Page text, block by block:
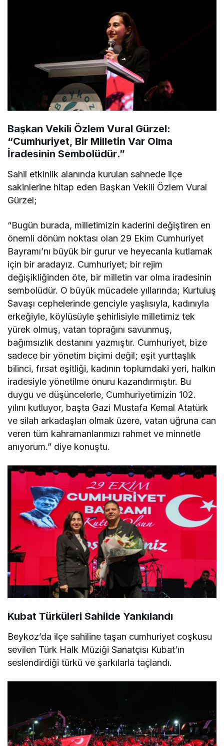
Başkan Vekili Özlem Vural Gürzel:
“Cumhuriyet, Bir Milletin Var Olma
İradesinin Sembolüdür.”
Sahil etkinlik alanında kurulan sahnede ilçe
sakinlerine hitap eden Başkan Vekili Özlem Vural
Gürzel;
“Bugün burada, milletimizin kaderini değiştiren en
önemli dönüm noktası olan 29 Ekim Cumhuriyet
Bayramı’nı büyük bir gurur ve heyecanla kutlamak
için bir aradayız. Cumhuriyet; bir rejim
değişikliğinden öte, bir milletin var olma iradesinin
sembolüdür. O büyük mücadele yıllarında; Kurtuluş
Savaşı cephelerinde genciyle yaşlısıyla, kadınıyla
erkeğiyle, köylüsüyle şehirlisiyle milletimiz tek
yürek olmuş, vatan toprağını savunmuş,
bağımsızlık destanını yazmıştır. Cumhuriyet, bize
sadece bir yönetim biçimi değil; eşit yurttaşlık
bilinci, fırsat eşitliği, kadının toplumdaki yeri, halkın
iradesiyle yönetilme onuru kazandırmıştır. Bu
duygu ve düşüncelerle, Cumhuriyetimizin 102.
yılını kutluyor, başta Gazi Mustafa Kemal Atatürk
ve silah arkadaşları olmak üzere, vatan uğruna can
veren tüm kahramanlarımızı rahmet ve minnetle
anıyorum.” diye konuştu.
Kubat Türküleri Sahilde Yankılandı
Beykoz’da ilçe sahiline taşan cumhuriyet coşkusu
sevilen Türk Halk Müziği Sanatçısı Kubat’ın
seslendirdiği türkü ve şarkılarla taçlandı.